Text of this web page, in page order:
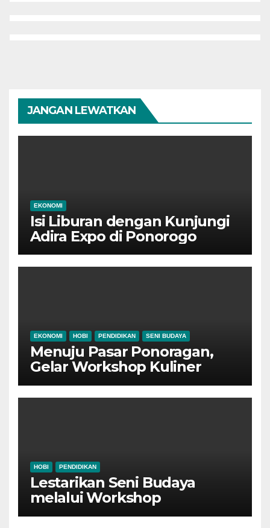
JANGAN LEWATKAN
EKONOMI
Isi Liburan dengan Kunjungi
Adira Expo di Ponorogo
EKONOMI HOBI PENDIDIKAN SENI BUDAYA
Menuju Pasar Ponoragan,
Gelar Workshop Kuliner
Tradisional Ponorogo
HOBI PENDIDIKAN
Lestarikan Seni Budaya
melalui Workshop
Pertunjukan Tari Tradisional